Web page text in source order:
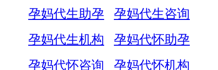
孕妈代生助孕
孕妈代生咨询
孕妈代生机构
孕妈代怀助孕
孕妈代怀咨询
孕妈代怀机构